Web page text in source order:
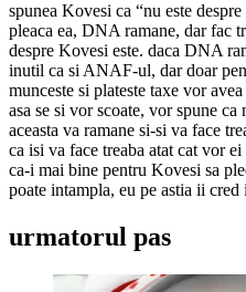
spunea Kovesi ca “nu este
pleaca ea, DNA ramane, dar fac
despre Kovesi este. daca DNA
inutil ca si ANAF-ul, dar doar
munceste si plateste taxe vor
asa se si vor scoate, vor spune
aceasta va ramane si-si va face
ca isi va face treaba atat cat vor
ca-i mai bine pentru Kovesi sa
poate intampla, eu pe astia ii cred
urmatorul pas